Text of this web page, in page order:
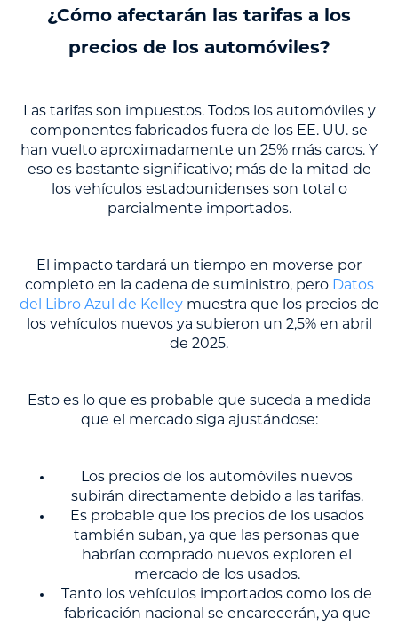
¿Cómo afectarán las tarifas a los
precios de los automóviles?
Las tarifas son impuestos. Todos los automóviles y
componentes fabricados fuera de los EE. UU. se
han vuelto aproximadamente un 25% más caros. Y
eso es bastante significativo; más de la mitad de
los vehículos estadounidenses son total o
parcialmente importados.
El impacto tardará un tiempo en moverse por
completo en la cadena de suministro, pero Datos
del Libro Azul de Kelleymuestra que los precios de
los vehículos nuevos ya subieron un 2,5% en abril
de 2025.
Esto es lo que es probable que suceda a medida
que el mercado siga ajustándose:
Los precios de los automóviles nuevos
subirán directamente debido a las tarifas.
Es probable que los precios de los usados
también suban, ya que las personas que
habrían comprado nuevos exploren el
mercado de los usados.
Tanto los vehículos importados como los de
fabricación nacional se encarecerán, ya que